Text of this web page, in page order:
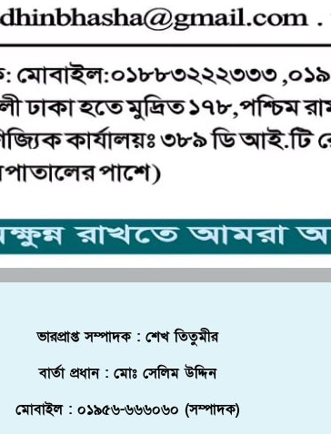
ভারপ্রাপ্ত সম্পাদক : শেখ তিতুমীর
বার্তা প্রধান : মোঃ সেলিম উদ্দিন
মোবাইল : ০১৯৫৬-৬৬৬০৬০ (সম্পাদক)